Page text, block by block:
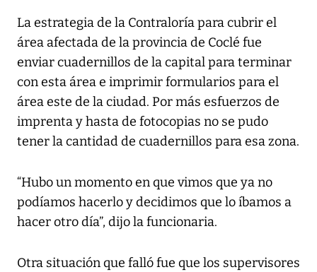
La estrategia de la Contraloría para cubrir el
área afectada de la provincia de Coclé fue
enviar cuadernillos de la capital para terminar
con esta área e imprimir formularios para el
área este de la ciudad. Por más esfuerzos de
imprenta y hasta de fotocopias no se pudo
tener la cantidad de cuadernillos para esa zona.
“Hubo un momento en que vimos que ya no
podíamos hacerlo y decidimos que lo íbamos a
hacer otro día”, dijo la funcionaria.
Otra situación que falló fue que los supervisores